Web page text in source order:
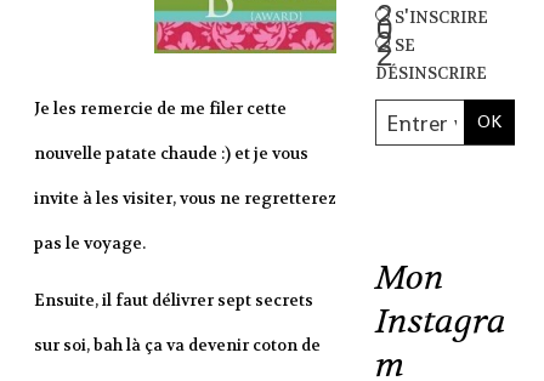
Je les remercie de me filer cette
nouvelle patate chaude :) et je vous
invite à les visiter, vous ne regretterez
pas le voyage.
Ensuite, il faut délivrer sept secrets
sur soi, bah là ça va devenir coton de
s'inscrire
se
désinscrire
Mon
Instagra
m